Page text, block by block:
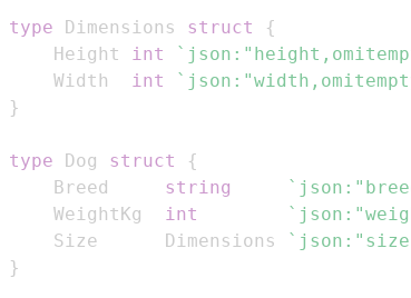
type Dimensions struct
{
    Height
int
    Width
int
}
type Dog struct
{
    Breed
string
    WeightKg
int
    Size      Dimensions
}